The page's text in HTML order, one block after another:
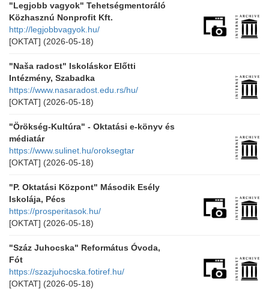
"Legjobb vagyok" Tehetségmentoráló
Közhasznú Nonprofit Kft.
http://legjobbvagyok.hu/
[OKTAT] (2026-05-18)
"Naša radost" Iskoláskor Előtti
Intézmény, Szabadka
https://www.nasaradost.edu.rs/hu/
[OKTAT] (2026-05-18)
"Örökség-Kultúra" - Oktatási e-könyv és
médiatár
https://www.sulinet.hu/oroksegtar
[OKTAT] (2026-05-18)
"P. Oktatási Központ" Második Esély
Iskolája, Pécs
https://prosperitasok.hu/
[OKTAT] (2026-05-18)
"Száz Juhocska" Református Óvoda,
Fót
https://szazjuhocska.fotiref.hu/
[OKTAT] (2026-05-18)